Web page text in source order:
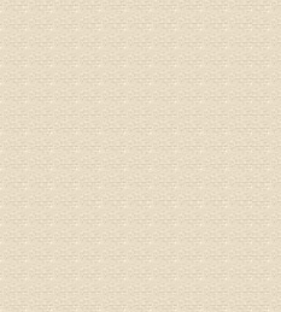
专家回
治疗方
由于我
姓名：
病情描
气，一
来诊请